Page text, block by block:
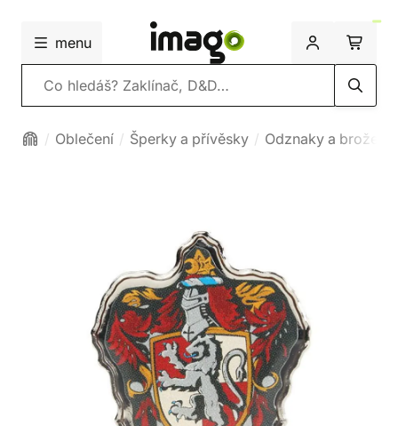
menu
Vyhledávání
Oblečení Šperky a přívěsky Odznaky a brože